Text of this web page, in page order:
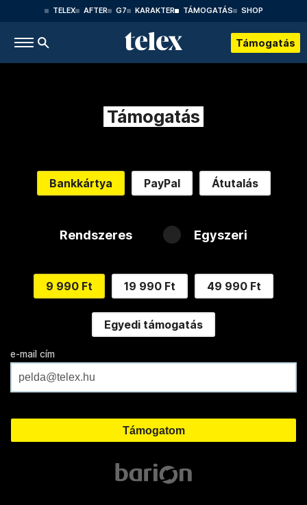
TELEX AFTER G7 KARAKTER TÁMOGATÁS SHOP
Támogatás
Támogatás
Bankkártya PayPal Átutalás
Rendszeres Egyszeri
9 990 Ft 19 990 Ft 49 990 Ft
Egyedi támogatás
e-mail cím